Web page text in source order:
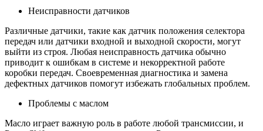
Неисправности датчиков
Различные датчики, такие как датчик положения селектора
передач или датчики входной и выходной скорости, могут
выйти из строя. Любая неисправность датчика обычно
приводит к ошибкам в системе и некорректной работе
коробки передач. Своевременная диагностика и замена
дефектных датчиков помогут избежать глобальных проблем.
Проблемы с маслом
Масло играет важную роль в работе любой трансмиссии, и